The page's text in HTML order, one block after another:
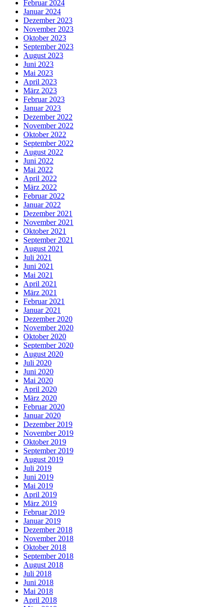
Februar 2024
Januar 2024
Dezember 2023
November 2023
Oktober 2023
September 2023
August 2023
Juni 2023
Mai 2023
April 2023
März 2023
Februar 2023
Januar 2023
Dezember 2022
November 2022
Oktober 2022
September 2022
August 2022
Juni 2022
Mai 2022
April 2022
März 2022
Februar 2022
Januar 2022
Dezember 2021
November 2021
Oktober 2021
September 2021
August 2021
Juli 2021
Juni 2021
Mai 2021
April 2021
März 2021
Februar 2021
Januar 2021
Dezember 2020
November 2020
Oktober 2020
September 2020
August 2020
Juli 2020
Juni 2020
Mai 2020
April 2020
März 2020
Februar 2020
Januar 2020
Dezember 2019
November 2019
Oktober 2019
September 2019
August 2019
Juli 2019
Juni 2019
Mai 2019
April 2019
März 2019
Februar 2019
Januar 2019
Dezember 2018
November 2018
Oktober 2018
September 2018
August 2018
Juli 2018
Juni 2018
Mai 2018
April 2018